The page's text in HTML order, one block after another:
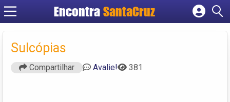
Encontra
Cadastrar empresa
Sulcópias
Compartilhar Avalie! 381